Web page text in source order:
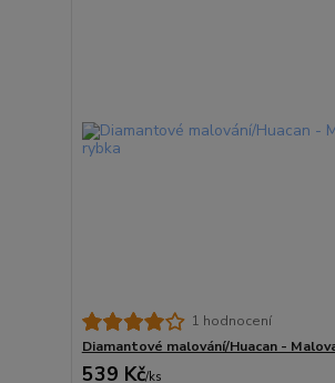
1 hodnocení
Diamantové malování/Huacan -
539 Kč/ks